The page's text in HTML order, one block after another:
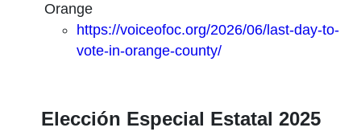
Orange
https://voiceofoc.org/2026/06/last-day-to-
vote-in-orange-county/
Elección Especial Estatal 2025